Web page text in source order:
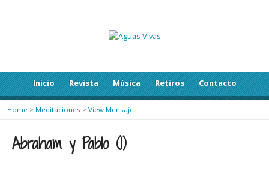
Inicio Revista Música Retiros Contacto
Home > Meditaciones > View Mensaje
Abraham y Pablo (1)